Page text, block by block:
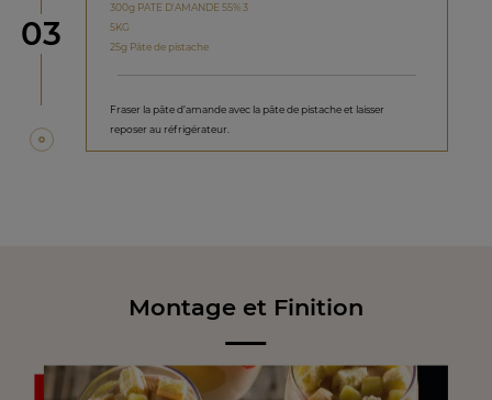
étape
03
300g PATE D'AMANDE 55% 3
5KG
25g Pâte de pistache
Fraser la pâte d’amande avec la pâte de pistache et laisser
reposer au réfrigérateur.
Montage et Finition